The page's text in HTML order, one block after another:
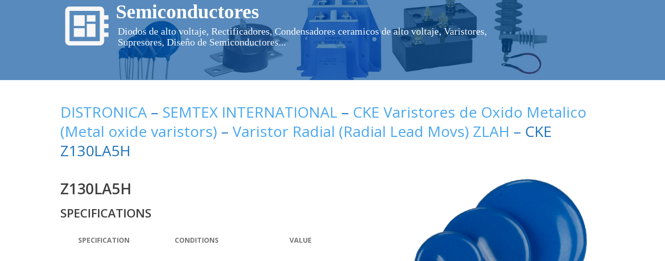
Semiconductores
Diodos de alto voltaje, Rectificadores, Condensadores ceramicos de alto voltaje, Varistores,
Supresores, Diseño de Semiconductores...
DISTRONICA – SEMTEX INTERNATIONAL – CKE Varistores de Oxido Metalico
(Metal oxide varistors) – Varistor Radial (Radial Lead Movs) ZLAH – CKE
Z130LA5H
Z130LA5H
SPECIFICATIONS
SPECIFICATION CONDITIONS VALUE